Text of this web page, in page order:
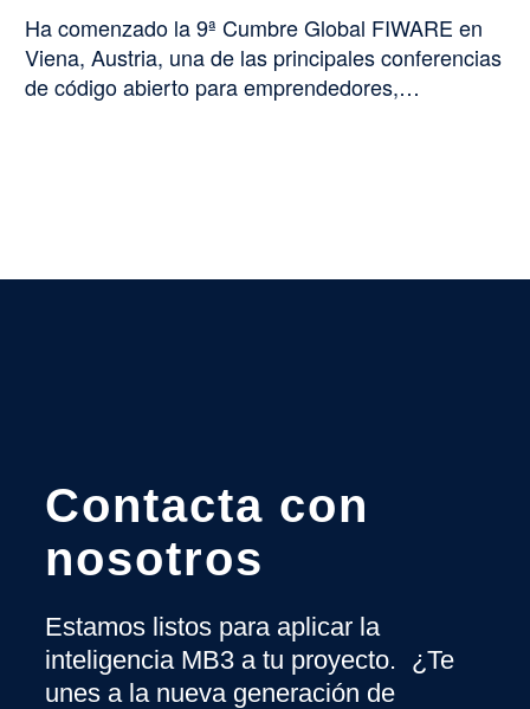
Ha comenzado la 9ª Cumbre Global FIWARE en
Viena, Austria, una de las principales conferencias
de código abierto para emprendedores,…
Contacta con
nosotros
Estamos listos para aplicar la
inteligencia MB3 a tu proyecto. ¿Te
unes a la nueva generación de